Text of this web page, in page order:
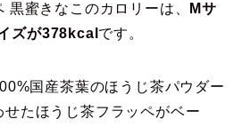
黒蜜きなこのカロリーは、
Mサ
ズが378kcal です。
国産茶葉のほうじ茶パウダー
たほうじ茶フラッペがベー